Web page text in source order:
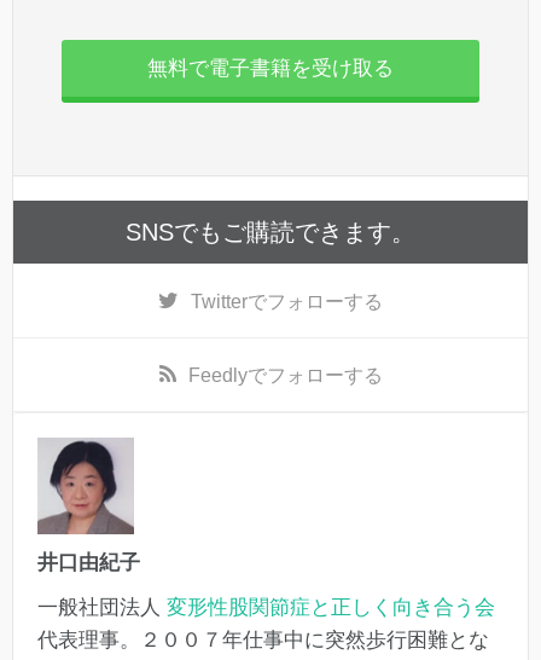
無料で電子書籍を受け取る
SNSでもご購読できます。
Twitterでフォローする
Feedlyでフォローする
井口由紀子
一般社団法人 変形性股関節症と正しく向き合う会
代表理事。２００７年仕事中に突然歩行困難とな